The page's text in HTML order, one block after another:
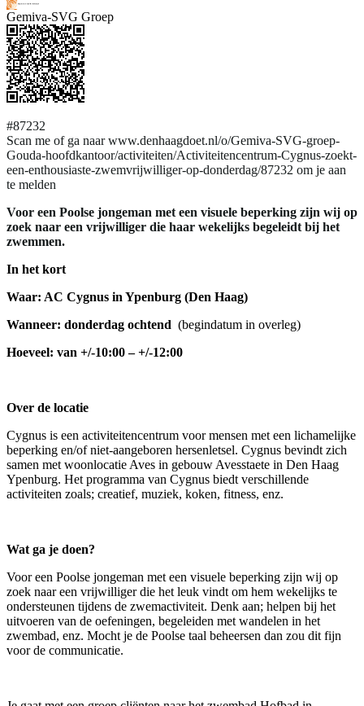
Gemiva-SVG Groep
#87232
Scan me of ga naar www.denhaagdoet.nl/o/Gemiva-SVG-groep-
Gouda-hoofdkantoor/activiteiten/Activiteitencentrum-Cygnus-zoekt-
een-enthousiaste-zwemvrijwilliger-op-donderdag/87232 om je aan
te melden
Voor een Poolse jongeman met een visuele beperking zijn wij op
zoek naar een vrijwilliger die haar wekelijks begeleidt bij het
zwemmen.
In het kort
Waar: AC Cygnus in Ypenburg (Den Haag)
Wanneer: donderdag ochtend (begindatum in overleg)
Hoeveel: van +/-10:00 – +/-12:00
Over de locatie
Cygnus is een activiteitencentrum voor mensen met een lichamelijke
beperking en/of niet-aangeboren hersenletsel. Cygnus bevindt zich
samen met woonlocatie Aves in gebouw Avesstaete in Den Haag
Ypenburg. Het programma van Cygnus biedt verschillende
activiteiten zoals; creatief, muziek, koken, fitness, enz.
Wat ga je doen?
Voor een Poolse jongeman met een visuele beperking zijn wij op
zoek naar een vrijwilliger die het leuk vindt om hem wekelijks te
ondersteunen tijdens de zwemactiviteit. Denk aan; helpen bij het
uitvoeren van de oefeningen, begeleiden met wandelen in het
zwembad, enz. Mocht je de Poolse taal beheersen dan zou dit fijn
voor de communicatie.